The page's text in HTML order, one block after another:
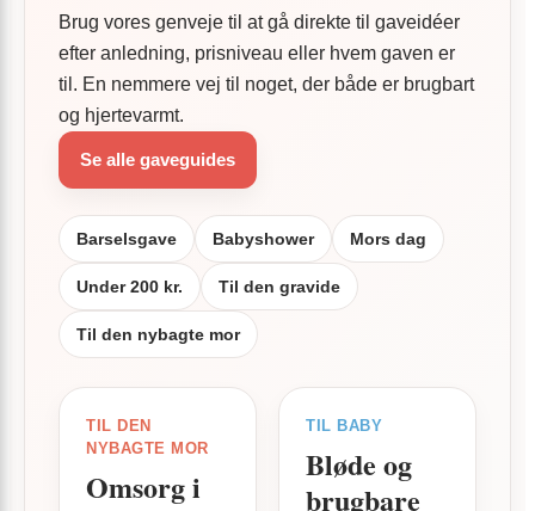
Brug vores genveje til at gå direkte til gaveidéer
efter anledning, prisniveau eller hvem gaven er
til. En nemmere vej til noget, der både er brugbart
og hjertevarmt.
Se alle gaveguides
Barselsgave Babyshower Mors dag
Under 200 kr. Til den gravide
Til den nybagte mor
TIL DEN
NYBAGTE MOR
Omsorg i
TIL BABY
Bløde og
brugbare